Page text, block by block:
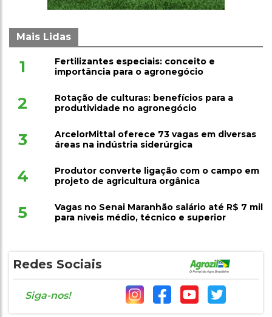
Mais Lidas
1
Fertilizantes especiais: conceito e
importância para o agronegócio
2
Rotação de culturas: benefícios para a
produtividade no agronegócio
3
ArcelorMittal oferece 73 vagas em diversas
áreas na indústria siderúrgica
4
Produtor converte ligação com o campo em
projeto de agricultura orgânica
5
Vagas no Senai Maranhão salário até R$ 7 mil
para níveis médio, técnico e superior
Redes Sociais
Siga-nos!